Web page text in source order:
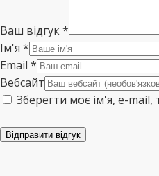
Ваш відгук*
Ім'я *
Email *
Вебсайт
Зберегти моє ім'я, e-mail,
Відправити відгук